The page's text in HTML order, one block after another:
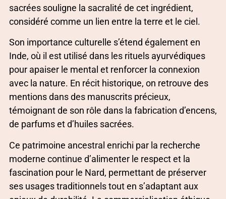
sacrées souligne la sacralité de cet ingrédient,
considéré comme un lien entre la terre et le ciel.
Son importance culturelle s’étend également en
Inde, où il est utilisé dans les rituels ayurvédiques
pour apaiser le mental et renforcer la connexion
avec la nature. En récit historique, on retrouve des
mentions dans des manuscrits précieux,
témoignant de son rôle dans la fabrication d’encens,
de parfums et d’huiles sacrées.
Ce patrimoine ancestral enrichi par la recherche
moderne continue d’alimenter le respect et la
fascination pour le Nard, permettant de préserver
ses usages traditionnels tout en s’adaptant aux